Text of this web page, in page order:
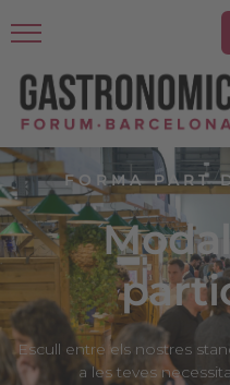
FORMA PART
Escull entre els nostres
a les teves